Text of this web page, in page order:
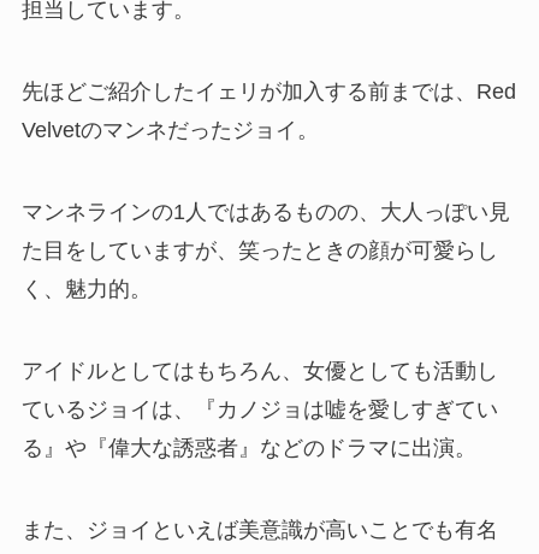
担当しています。
先ほどご紹介したイェリが加入する前までは、Red
Velvetのマンネだったジョイ。
マンネラインの1人ではあるものの、大人っぽい見
た目をしていますが、笑ったときの顔が可愛らし
く、魅力的。
アイドルとしてはもちろん、女優としても活動し
ているジョイは、『カノジョは嘘を愛しすぎてい
る』や『偉大な誘惑者』などのドラマに出演。
また、ジョイといえば美意識が高いことでも有名